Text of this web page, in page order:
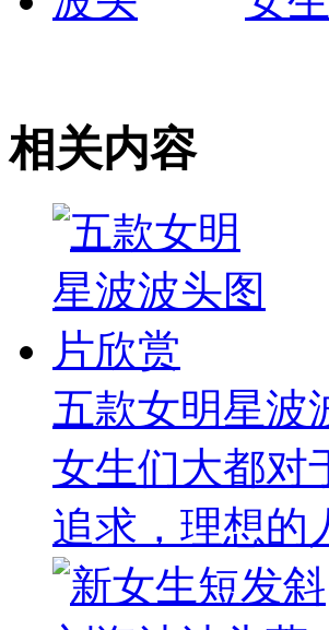
相关内容
五款女明星波
女生们大都对
追求，理想的